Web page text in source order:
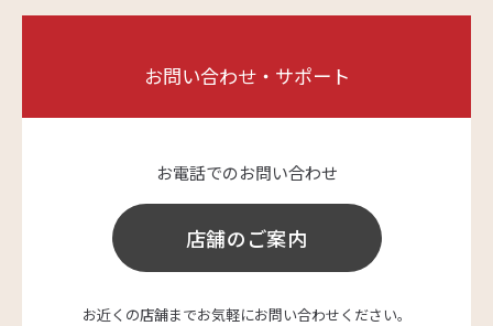
お問い合わせ・サポート
お電話でのお問い合わせ
店舗のご案内
お近くの店舗までお気軽にお問い合わせください。